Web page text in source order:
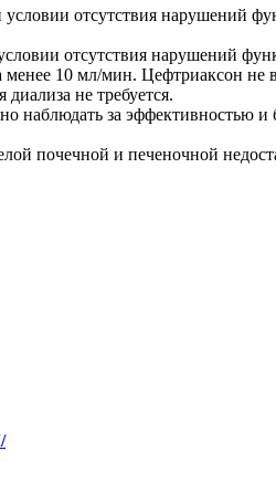
отсутствия нарушений
отсутствия нарушений
10 мл/мин. Цефтриаксон
не требуется.
наблюдать за эффективностью и
почечной и печеночной